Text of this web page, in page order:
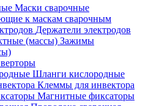
Маски сварочные
к маскам сварочным
Держатели электродов
Зажимы
Шланги кислородные
Клеммы для инвектора
Магнитные фиксаторы